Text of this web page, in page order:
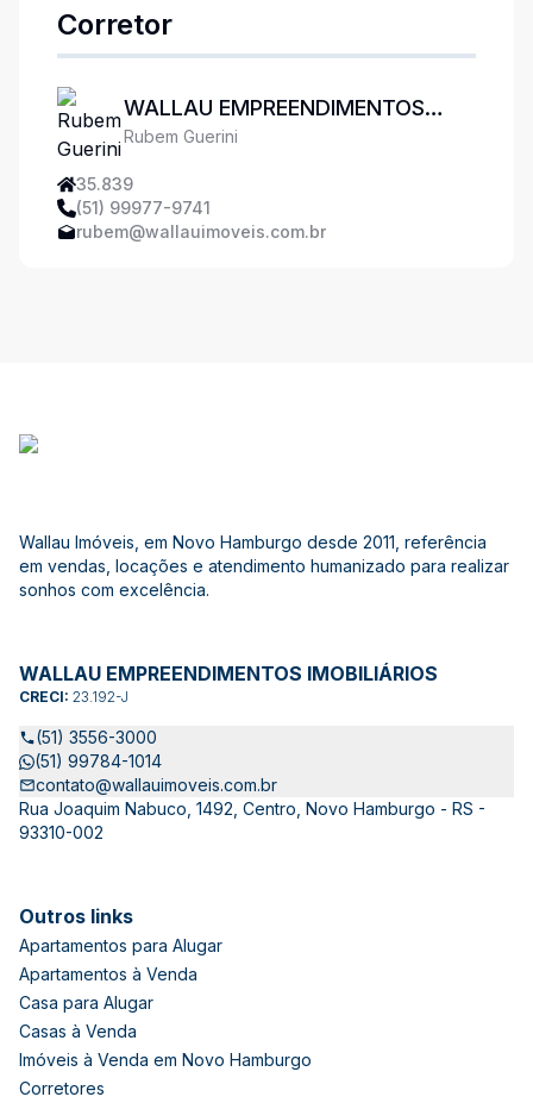
Corretor
WALLAU EMPREENDIMENTOS
IMOBILIÁRIOS
Rubem Guerini
35.839
(51) 99977-9741
rubem@wallauimoveis.com.br
Wallau Imóveis, em Novo Hamburgo desde 2011, referência
em vendas, locações e atendimento humanizado para realizar
sonhos com excelência.
WALLAU EMPREENDIMENTOS IMOBILIÁRIOS
CRECI: 23.192-J
(51) 3556-3000
(51) 99784-1014
contato@wallauimoveis.com.br
Rua Joaquim Nabuco, 1492, Centro, Novo Hamburgo - RS -
93310-002
Outros links
Apartamentos para Alugar
Apartamentos à Venda
Casa para Alugar
Casas à Venda
Imóveis à Venda em Novo Hamburgo
Corretores